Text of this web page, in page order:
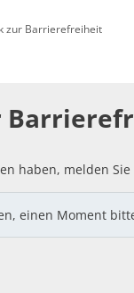
E-
zur Barrierefreiheit
haben, melden Sie
einen Moment